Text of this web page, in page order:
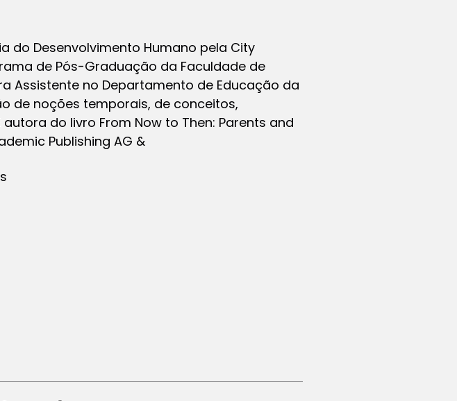
do Desenvolvimento Humano pela City
de Pós-Graduação da Faculdade de
Assistente no Departamento de Educação da
de noções temporais, de conceitos,
do livro From Now to Then: Parents and
Publishing AG &